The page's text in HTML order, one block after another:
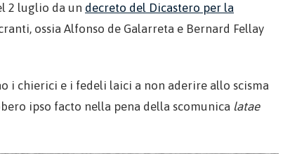
2 luglio da un decreto del Dicastero per la
ossia Alfonso de Galarreta e Bernard Fellay
i chierici e i fedeli laici a non aderire allo scisma
ipso facto nella pena della scomunica latae